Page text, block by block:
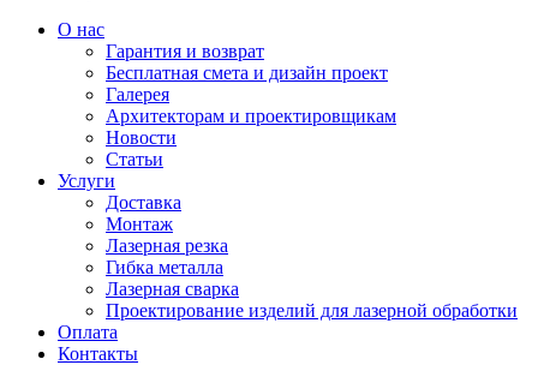
О нас
Гарантия и возврат
Бесплатная смета и дизайн проект
Галерея
Архитекторам и проектировщикам
Новости
Статьи
Услуги
Доставка
Монтаж
Лазерная резка
Гибка металла
Лазерная сварка
Проектирование изделий для лазерной обработки
Оплата
Контакты